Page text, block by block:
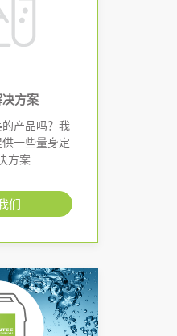
方案
产品吗？我
一些量身定
方案
们